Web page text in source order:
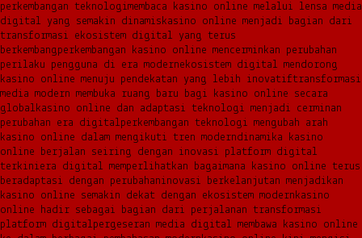
perkembangan teknologimembaca kasino online melalui lensa media
digital yang semakin dinamiskasino online menjadi bagian dari
transformasi ekosistem digital yang terus
berkembangperkembangan kasino online mencerminkan perubahan
perilaku pengguna di era modernekosistem digital mendorong
kasino online menuju pendekatan yang lebih inovatiftransformasi
media modern membuka ruang baru bagi kasino online secara
globalkasino online dan adaptasi teknologi menjadi cerminan
perubahan era digitalperkembangan teknologi mengubah arah
kasino online dalam mengikuti tren moderndinamika kasino
online berjalan seiring dengan inovasi platform digital
terkiniera digital memperlihatkan bagaimana kasino online terus
beradaptasi dengan perubahaninovasi berkelanjutan menjadikan
kasino online semakin dekat dengan ekosistem modernkasino
online hadir sebagai bagian dari perjalanan transformasi
platform digitalpergeseran media digital membawa kasino online